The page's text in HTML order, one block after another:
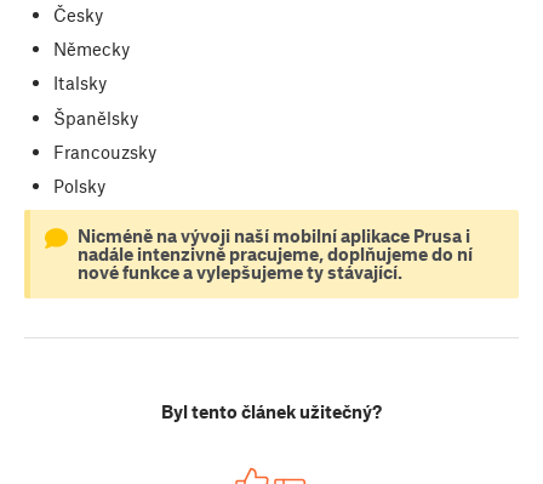
Česky
Německy
Italsky
Španělsky
Francouzsky
Polsky
Nicméně na vývoji naší mobilní aplikace Prusa i
nadále intenzivně pracujeme, doplňujeme do ní
nové funkce a vylepšujeme ty stávající.
Byl tento článek užitečný?